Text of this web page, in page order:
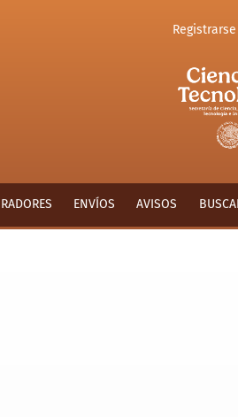
Registrarse
ENVÍOS AVISOS